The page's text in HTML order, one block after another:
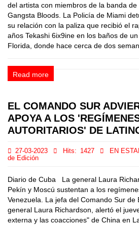
del artista con miembros de la banda
Gangsta Bloods. La Policía de Miami
su relación con la paliza que recibió el
años Tekashi 6ix9ine en los baños de
Florida, donde hace cerca de dos
Read more
EL COMANDO SUR
APOYA A LOS
AUTORITARIOS' DE
27-03-2023 Hits: 1427 EN
de Edición
Diario de Cuba La general Laura
Pekín y Moscú sustentan a los
Venezuela. La jefa del Comando Sur de
general Laura Richardson, alertó el
externa y las coacciones" de China en